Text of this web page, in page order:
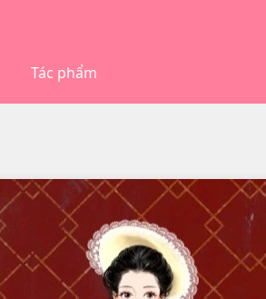
Tác phẩm